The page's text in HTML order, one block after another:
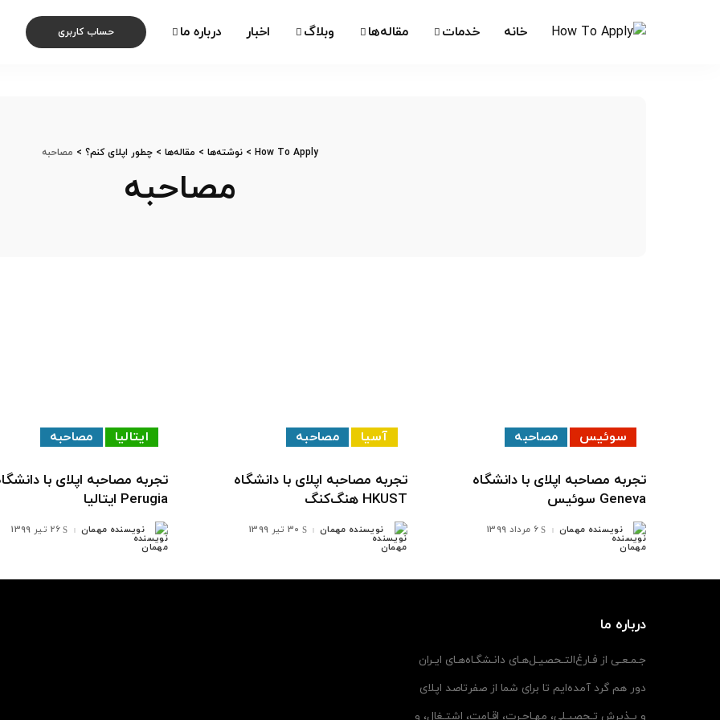
خانه خدمات مقاله‌ها وبلاگ اخبار درباره ما حساب کاربری
How To Apply
> نوشته‌ها > مقاله‌ها > چطور اپلای کنم؟ > مصاحبه
مصاحبه
سوئیس مصاحبه
تجربه مصاحبه اپلای با دانشگاه
Geneva سوئیس
ارسال
شده
توسط
نویسنده مهمان 6 مرداد 1399
آسیا مصاحبه
تجربه مصاحبه اپلای با دانشگاه
HKUST هنگ‌کنگ
ارسال
شده
توسط
نویسنده مهمان 30 تیر 1399
ایتالیا مصاحبه
تجربه مصاحبه اپلای با
Perugia ایتالیا
ارسال
شده
توسط
نویسنده مهمان 26 تیر 1399
درباره ما
جـمـعـی از فـارغ‌التـحصیـل‌هـای دانـشگـاه‌هـای ایـران
دور هم گرد آمده‌ایم تا برای شما از صفرتاصد اپلای
و پـذیرش تـحصیـلی، مهـاجـرت، اقـامت، اشتـغال، و